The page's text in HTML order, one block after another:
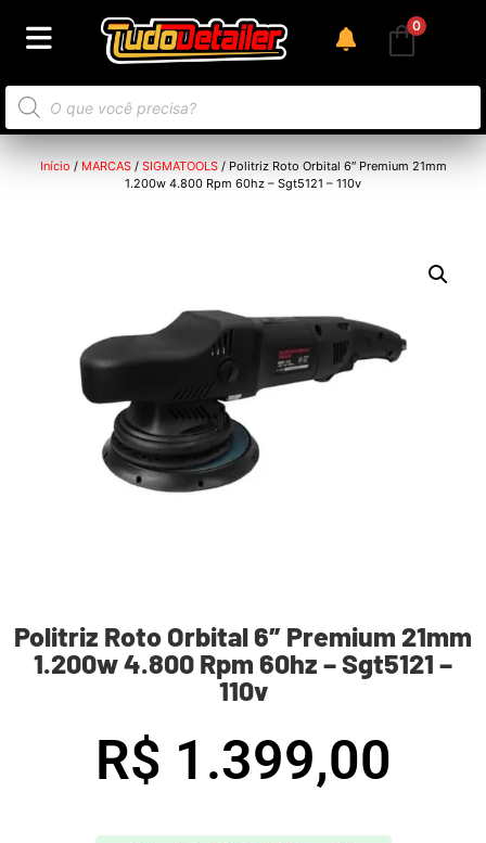
0
Início / MARCAS/ SIGMATOOLS/ Politriz Roto Orbital 6″ Premium 21mm
1.200w 4.800 Rpm 60hz – Sgt5121 – 110v
Politriz Roto Orbital 6″ Premium 21mm
1.200w 4.800 Rpm 60hz – Sgt5121 –
110v
R$ 1.399,00